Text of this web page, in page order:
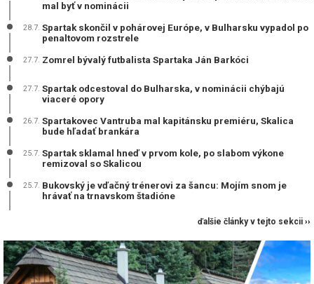
mal byť v nominácii
28.7. Spartak skončil v pohárovej Európe, v Bulharsku vypadol po
penaltovom rozstrele
27.7. Zomrel bývalý futbalista Spartaka Ján Barkóci
27.7. Spartak odcestoval do Bulharska, v nominácii chýbajú
viaceré opory
26.7. Spartakovec Vantruba mal kapitánsku premiéru, Skalica
bude hľadať brankára
25.7. Spartak sklamal hneď v prvom kole, po slabom výkone
remizoval so Skalicou
25.7. Bukovský je vďačný trénerovi za šancu: Mojím snom je
hrávať na trnavskom štadióne
ďalšie články v tejto sekcii ››